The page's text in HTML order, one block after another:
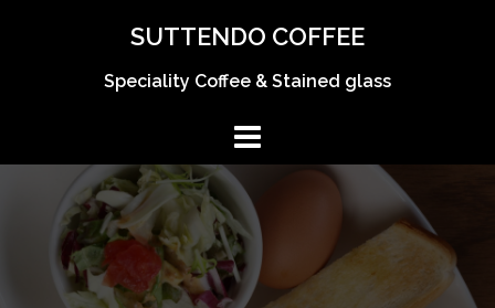
へ
SUTTENDO COFFEE
Speciality Coffee & Stained glass